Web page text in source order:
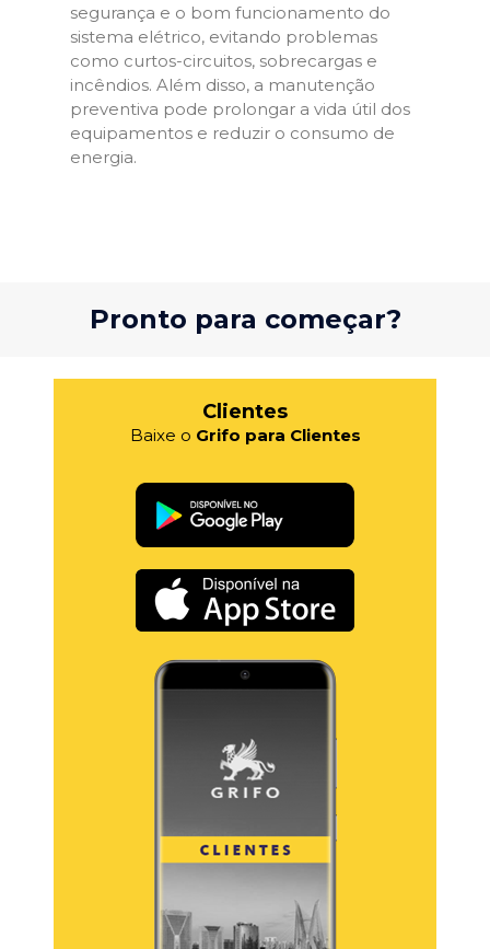
segurança e o bom funcionamento do
sistema elétrico, evitando problemas
como curtos-circuitos, sobrecargas e
incêndios. Além disso, a manutenção
preventiva pode prolongar a vida útil dos
equipamentos e reduzir o consumo de
energia.
Pronto para começar?
Clientes
Baixe o Grifo para Clientes